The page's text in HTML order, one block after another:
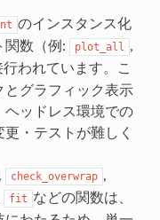
のインスタンス化
関数（例:
plot_all ,
われています。こ
とグラフィック表示
ヘッドレス環境での
・テストが難しく
, check_overwrap ,
fit などの関数は、